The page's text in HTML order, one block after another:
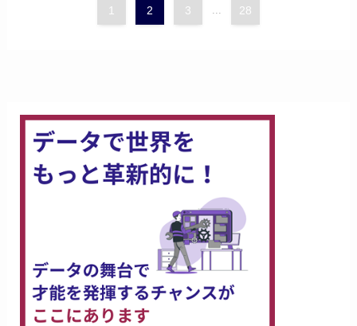
1 2 3 28